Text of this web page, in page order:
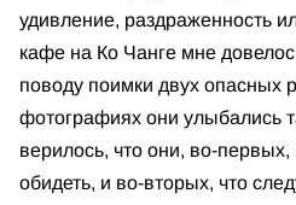
удивление, раздраженность
кафе на Ко Чанге мне
поводу поимки двух опасных
фотографиях они улыбались
верилось, что они, во-
обидеть, и во-вторых, что